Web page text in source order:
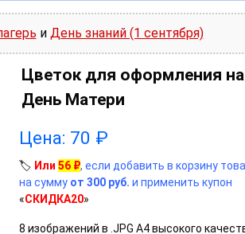
и День знаний (1 сентября)
Цветок для оформления на
День Матери
Цена: 70 ₽
🏷️ Или 56 ₽, если добавить в корзину
на сумму от 300 руб. и применить купон
«СКИДКА20»
8 изображений в .JPG А4 высокого